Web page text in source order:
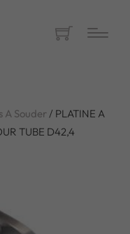
A Souder/ PLATINE A
TUBE D42,4